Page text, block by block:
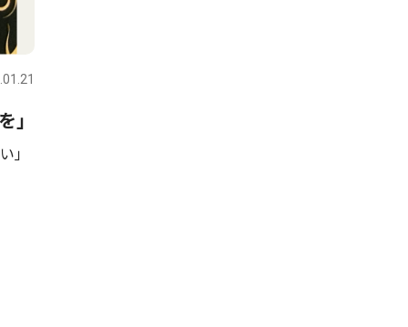
｣
｣